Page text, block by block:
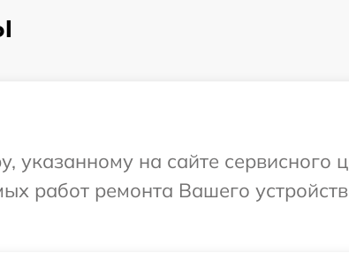
указанному на сайте сервисного
работ ремонта Вашего